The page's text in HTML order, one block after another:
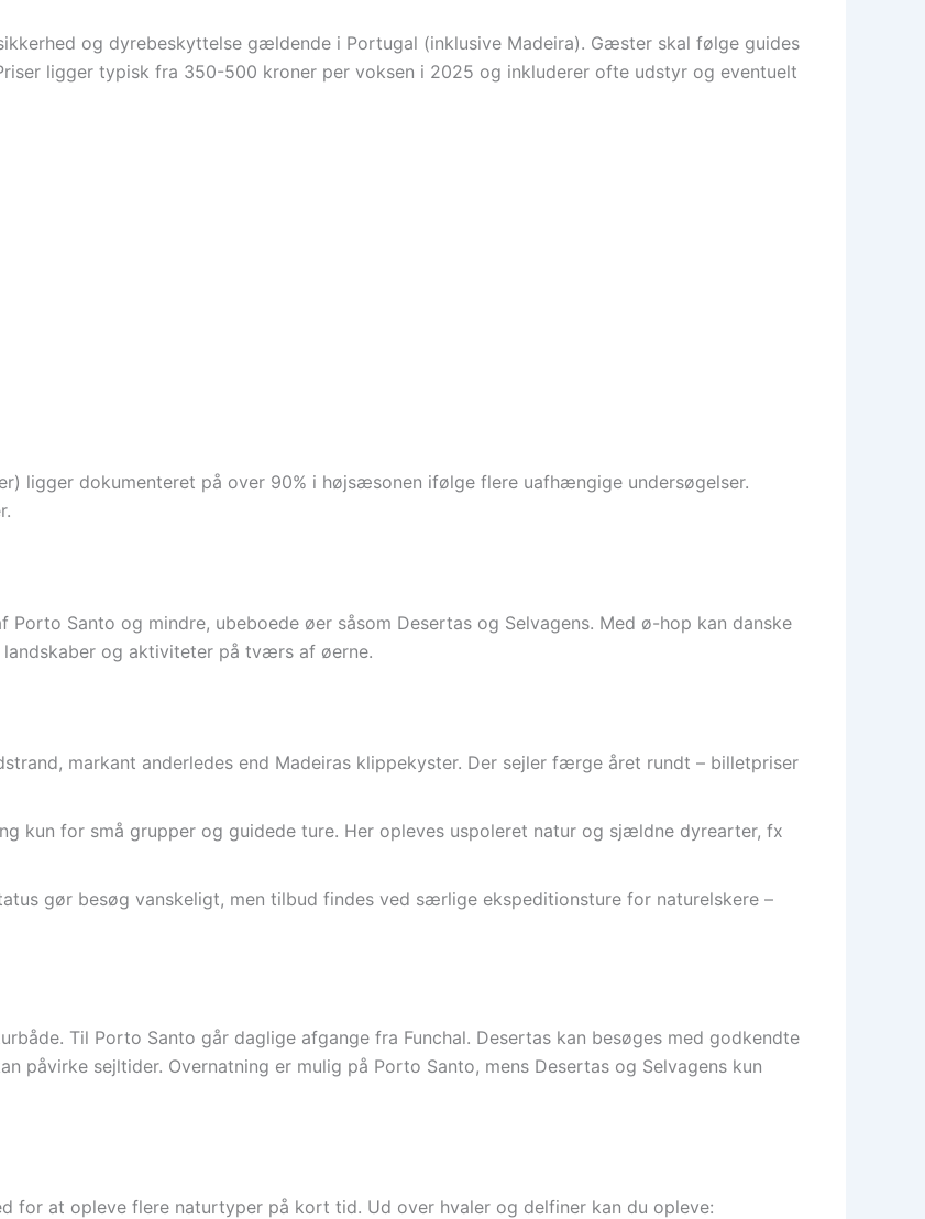
og dyrebeskyttelse gældende i Portugal (inklusive Madeira). Gæster skal følge guides
ligger typisk fra 350-500 kroner per voksen i 2025 og inkluderer ofte udstyr og eventuelt
ligger dokumenteret på over 90% i højsæsonen ifølge flere uafhængige undersøgelser.
Santo og mindre, ubeboede øer såsom Desertas og Selvagens. Med ø-hop kan danske
og aktiviteter på tværs af øerne.
markant anderledes end Madeiras klippekyster. Der sejler færge året rundt – billetpriser
kun for små grupper og guidede ture. Her opleves uspoleret natur og sjældne dyrearter, fx
gør besøg vanskeligt, men tilbud findes ved særlige ekspeditionsture for naturelskere –
Til Porto Santo går daglige afgange fra Funchal. Desertas kan besøges med godkendte
påvirke sejltider. Overnatning er mulig på Porto Santo, mens Desertas og Selvagens kun
for at opleve flere naturtyper på kort tid. Ud over hvaler og delfiner kan du opleve: